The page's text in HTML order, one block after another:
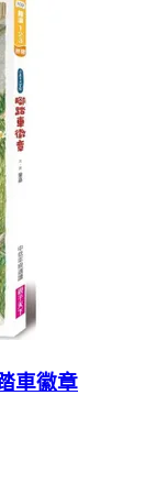
車徽章